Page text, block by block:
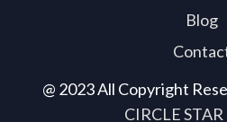
@ 2023 All Copyright
CIRCLE
Blog